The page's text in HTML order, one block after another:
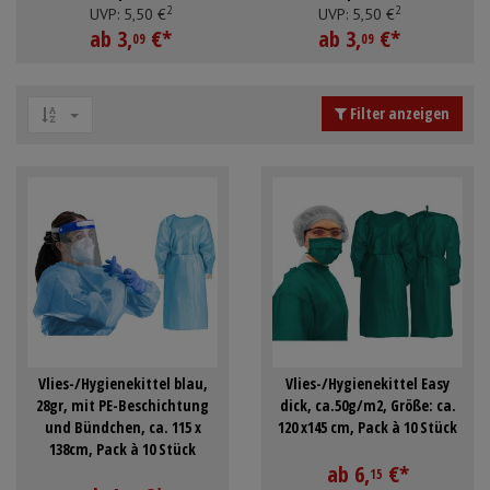
Mundpflege &
24g/m2, Pack à 10 Stück
UVP: 5,50 €2
ab 3,09 €*
24g/m2, Pack à 10 Stück
UVP: 5,50 €2
ab 3,09 €*
Filter anzeigen
Vlies-/Hygienekittel blau,
28gr, mit PE-Beschichtung
und Bündchen, ca. 115 x
138cm, Pack à 10 Stück
Vlies-/Hygienekittel Easy
dick, ca.50g/m2, Größe: ca.
120 x145 cm, Pack à 10 Stück
ab 6,15 €*